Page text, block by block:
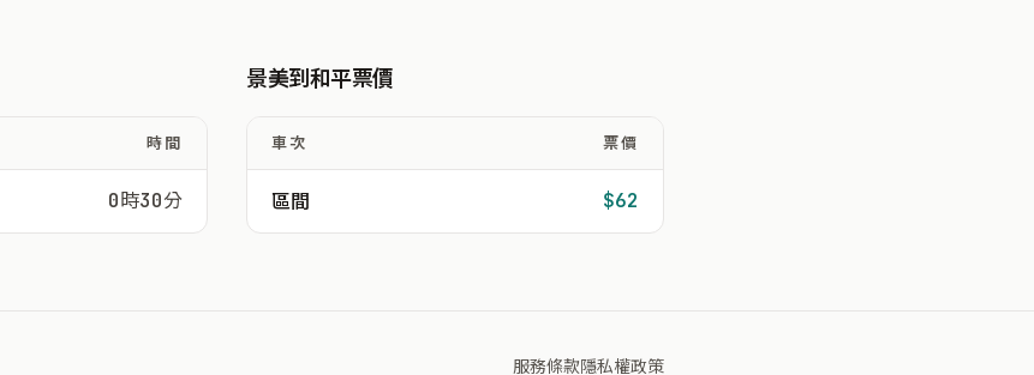
時間
0時30分
景美到和平票價
車次 票價
區間 $62
服務條款隱私權政策